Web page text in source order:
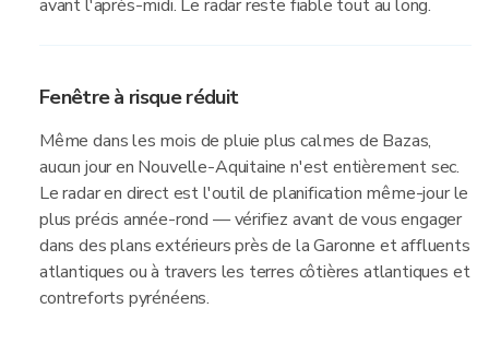
avant l'après-midi. Le radar reste fiable tout au long.
Fenêtre à risque réduit
Même dans les mois de pluie plus calmes de Bazas,
aucun jour en Nouvelle-Aquitaine n'est entièrement sec.
Le radar en direct est l'outil de planification même-jour le
plus précis année-rond — vérifiez avant de vous engager
dans des plans extérieurs près de la Garonne et affluents
atlantiques ou à travers les terres côtières atlantiques et
contreforts pyrénéens.